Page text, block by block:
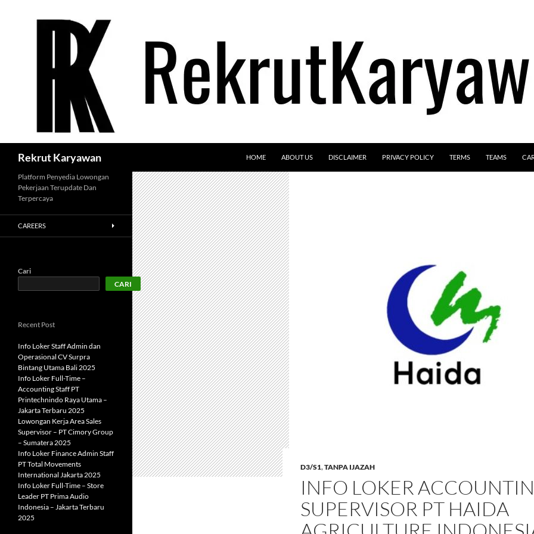
Rekrut Karyawan HOME ABOUT US DISCLAIMER PRIVACY POLICY TERMS TEAMS
D3/S1,TANPA IJAZAH
INFO LOKER
SUPERVISOR PT HAIDA
Platform Penyedia Lowongan
Pekerjaan Terupdate Dan
Terpercaya
CAREERS
Cari
CARI
Recent Post
Info Loker Staff Admin dan
Operasional CV Surpra
Bintang Utama Bali 2025
Info Loker Full-Time –
Accounting Staff PT
Printechnindo Raya Utama –
Jakarta Terbaru 2025
Lowongan Kerja Area Sales
Supervisor – PT Cimory Group
– Sumatera 2025
Info Loker Finance Admin Staff
PT Total Movements
International Jakarta 2025
Info Loker Full-Time – Store
Leader PT Prima Audio
Indonesia – Jakarta Terbaru
2025